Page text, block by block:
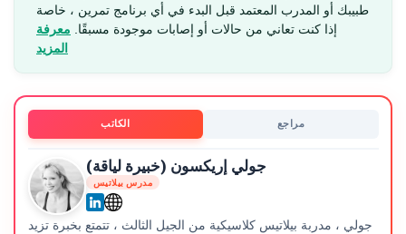
طبيبك أو المدرب المعتمد قبل البدء في أي برنامج تمرين ، خاصة
إذا كنت تعاني من حالات أو إصابات موجودة مسبقًا. معرفة
المزيد
الكاتب مراجع
جولي إريكسون (خبيرة لياقة)
مدرس بيلاتيس
جولي ، مدربة بيلاتيس كلاسيكية من الجيل الثالث ، تتمتع بخبرة تزيد